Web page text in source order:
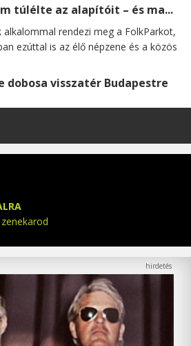
túlélte az alapítóit – és ma...
rendezi meg a FolkParkot,
ezúttal is az élő népzene és a közös
dobosa visszatér Budapestre